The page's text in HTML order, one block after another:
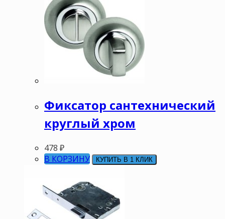
Фиксатор сантехнический
круглый хром
478 ₽
В КОРЗИНУ
КУПИТЬ В 1 КЛИК